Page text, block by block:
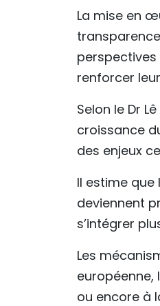
La mise en
renforcer
Selon le Dr
croissance
des enjeux
Il estime que
deviennent
s’intégrer
Les
ou encore à